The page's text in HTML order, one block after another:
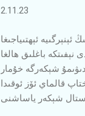
2.11.23
ئېھتىياجىغا
باغلىق ھالغا
شېكەرگە خۇمار
قالماي ئۆز ئوقىدا
كىرستال شېكەر ياساشنى